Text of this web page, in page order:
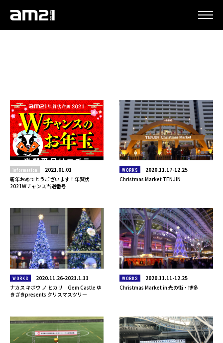
information
2021.01.01
新年おめでとうございます！年賀状
2021Wチャンス当選番号
WORKS
2020.11.17-12.25
Christmas Market TENJIN
WORKS
2020.11.26-2021.1.11
ナカス キボウ ノ ヒカリ Gem Castle ゆ
きざきpresents クリスマスツリー
WORKS
2020.11.11-12.25
Christmas Market in 光の街・博多